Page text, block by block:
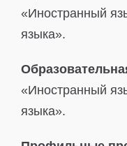
«Иностранный
языка».
«Иностранный
языка».